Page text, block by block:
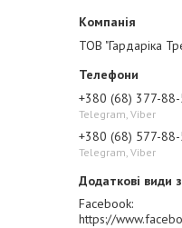
ТОВ "Гардаріка
+380 (68) 377-
Telegram, Viber
+380 (68) 577-
Telegram, Viber
Facebook
https://